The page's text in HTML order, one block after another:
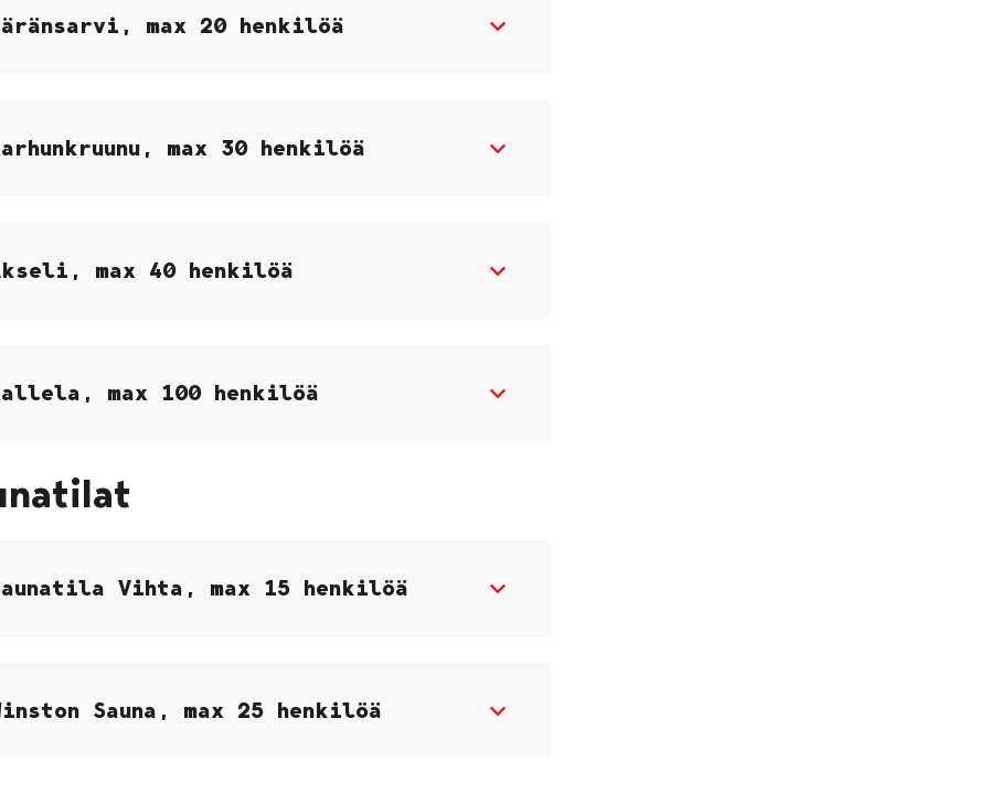
max 20 henkilöä
max 30 henkilöä
max 40 henkilöä
max 100 henkilöä
Vihta, max 15 henkilöä
Sauna, max 25 henkilöä